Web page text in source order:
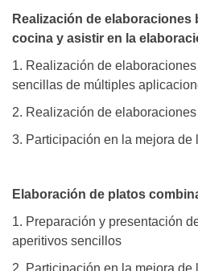
Realización de elaboraciones
cocina y asistir en la
1. Realización de
sencillas de múltiples
2. Realización de
3. Participación en la mejora de
Elaboración de platos
1. Preparación y presentación
aperitivos sencillos